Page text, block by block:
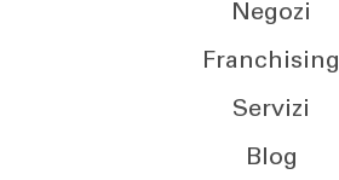
Negozi
Franchising
Servizi
Blog